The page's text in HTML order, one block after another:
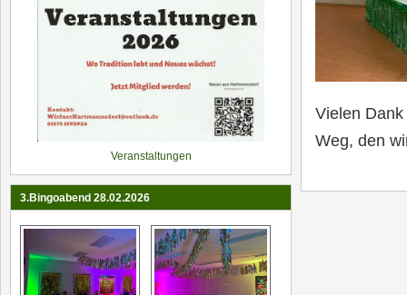
Vielen
Weg, den
Veranstaltungen
3.Bingoabend 28.02.2026